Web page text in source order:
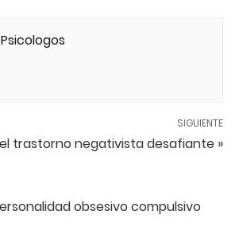
SIGUIENTE
trastorno negativista desafiante »
obsesivo compulsivo